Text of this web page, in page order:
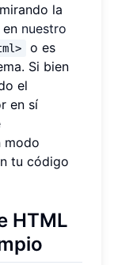
mirando la
nuestro
o es
Si bien
el
en sí
modo
tu código
HTML